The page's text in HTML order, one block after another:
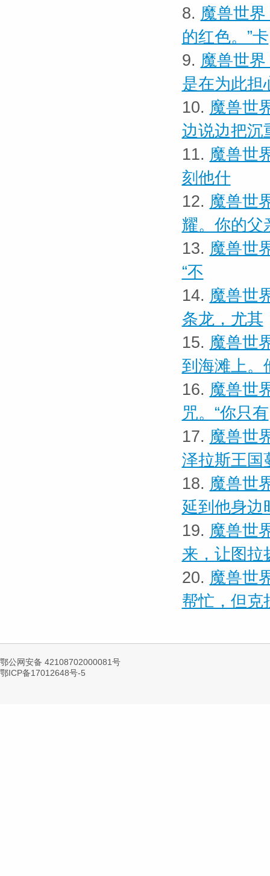
8. 魔兽世
的红色。”卡
9. 魔兽世
是在为此担
10. 魔兽世
边说边把沉
11. 魔兽世
刻他什
12. 魔兽世
耀。你的父
13. 魔兽世
“不
14. 魔兽世
条龙，尤其
15. 魔兽世
到海滩上。
16. 魔兽世
咒。“你只有
17. 魔兽世
泽拉斯王国
18. 魔兽世
延到他身边
19. 魔兽世
来，让图拉
20. 魔兽世
帮忙，但克
鄂公网安备 42108702000081号
鄂ICP备17012648号-5